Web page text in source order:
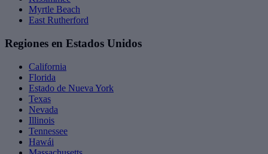
Myrtle Beach
East Rutherford
Regiones en Estados Unidos
California
Florida
Estado de Nueva York
Texas
Nevada
Illinois
Tennessee
Hawái